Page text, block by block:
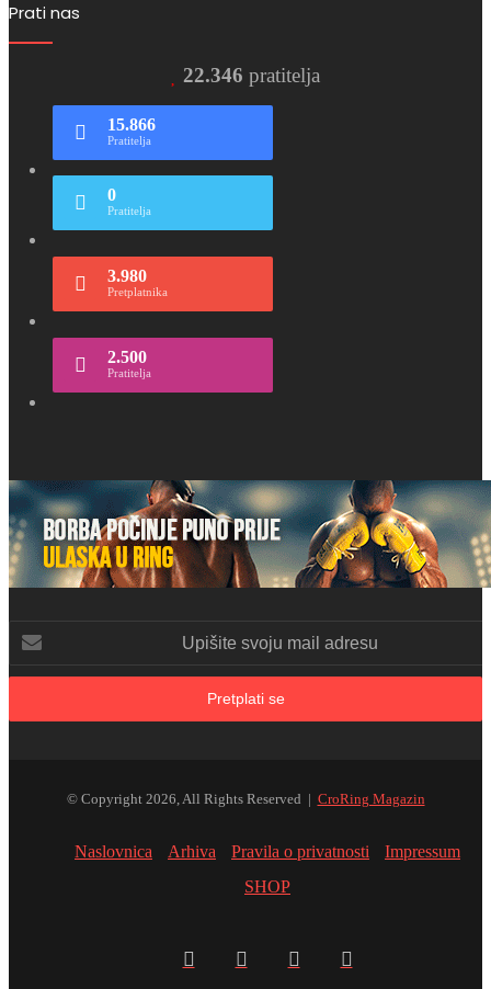
Prati nas
22.346 pratitelja
15.866
Pratitelja
0
Pratitelja
3.980
Pretplatnika
2.500
Pratitelja
svoju
© Copyright 2026, All Rights Reserved | CroRing Magazin
Naslovnica Arhiva Pravila o privatnosti
Impressum
SHOP
FacebookTwitter YouTube